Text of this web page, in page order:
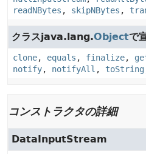
readNBytes , skipNBytes ,
クラスjava.lang.Objectで
clone, equals , finalize,
notify, notifyAll , toString
コンストラクタの詳細
DataInputStream